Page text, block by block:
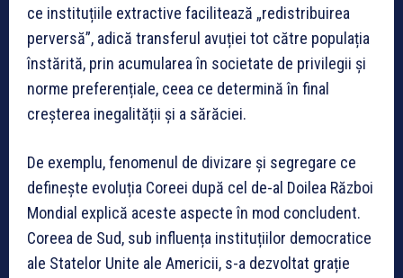
ce instituțiile extractive facilitează „redistribuirea
perversă”, adică transferul avuției tot către populația
înstărită, prin acumularea în societate de privilegii și
norme preferențiale, ceea ce determină în final
creșterea inegalității și a sărăciei.
De exemplu, fenomenul de divizare și segregare ce
definește evoluția Coreei după cel de-al Doilea Război
Mondial explică aceste aspecte în mod concludent.
Coreea de Sud, sub influența instituțiilor democratice
ale Statelor Unite ale Americii, s-a dezvoltat grație